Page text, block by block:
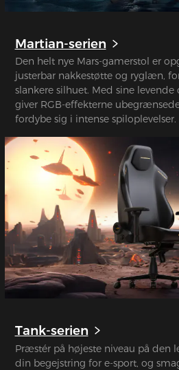
Martian-serien
Den helt nye Mars-gamerstol er
justerbar nakkestøtte og ryglæn,
slankere silhuet. Med sine
giver RGB-effekterne
fordybe sig i intense spiloplevelser.
Tank-serien
Præstér på højeste niveau på den
din begejstring for e-sport, og